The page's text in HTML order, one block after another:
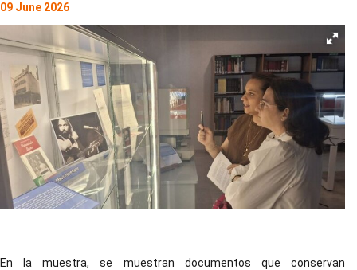
09 June 2026
En la muestra, se muestran documentos que conservan